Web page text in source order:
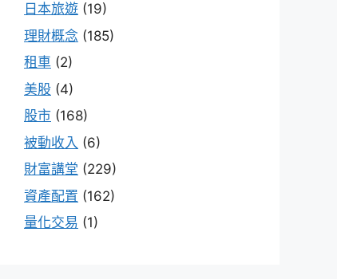
日本旅遊 (19)
理財概念 (185)
租車 (2)
美股 (4)
股市 (168)
被動收入 (6)
財富講堂 (229)
資產配置 (162)
量化交易 (1)